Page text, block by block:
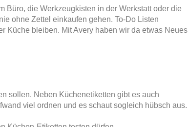
Büro, die Werkzeugkisten in der Werkstatt oder die
ohne Zettel einkaufen gehen. To-Do Listen
Küche bleiben. Mit Avery haben wir da etwas Neues
sollen. Neben Küchenetiketten gibt es auch
viel ordnen und es schaut sogleich hübsch aus.